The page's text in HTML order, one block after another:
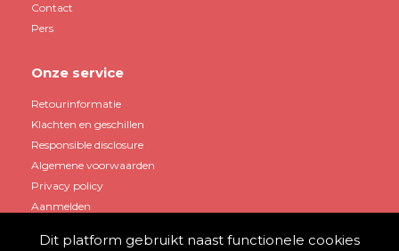
Contact
Pers
Onze service
Retourinformatie
Klachten en geschillen
Responsible disclosure
Algemene voorwaarden
Privacy policy
Aanmelden
Dit platform gebruikt naast functionele cookies